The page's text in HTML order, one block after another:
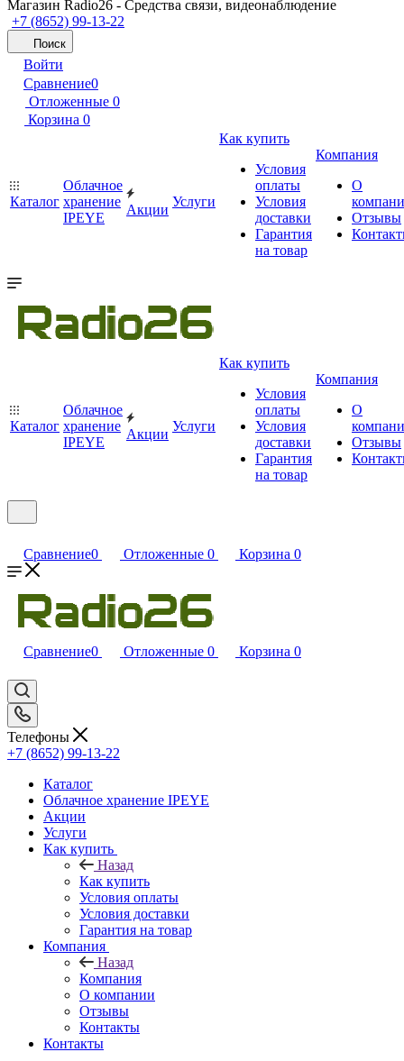
Магазин Radio26 - Средства связи, видеонаблюдение
+7 (8652) 99-13-22
Поиск
Войти
Сравнение0
Отложенные 0
Корзина 0
Каталог
Облачное
хранение
IPEYE
Акции
Услуги
Как купить
Условия
оплаты
Условия
доставки
Гарантия
на товар
Компания
О
Отзывы
Каталог
Облачное
хранение
IPEYE
Акции
Услуги
Как купить
Условия
оплаты
Условия
доставки
Гарантия
на товар
Компания
О
Отзывы
Сравнение0 Отложенные 0 Корзина 0
Сравнение0 Отложенные 0 Корзина 0
Телефоны
+7 (8652) 99-13-22
Каталог
Облачное хранение IPEYE
Акции
Услуги
Как купить
Назад
Как купить
Условия оплаты
Условия доставки
Гарантия на товар
Компания
Назад
Компания
О компании
Отзывы
Контакты
Контакты